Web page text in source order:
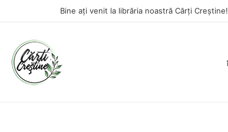
Bine ați venit la librăria noastră Cărți Creștine!